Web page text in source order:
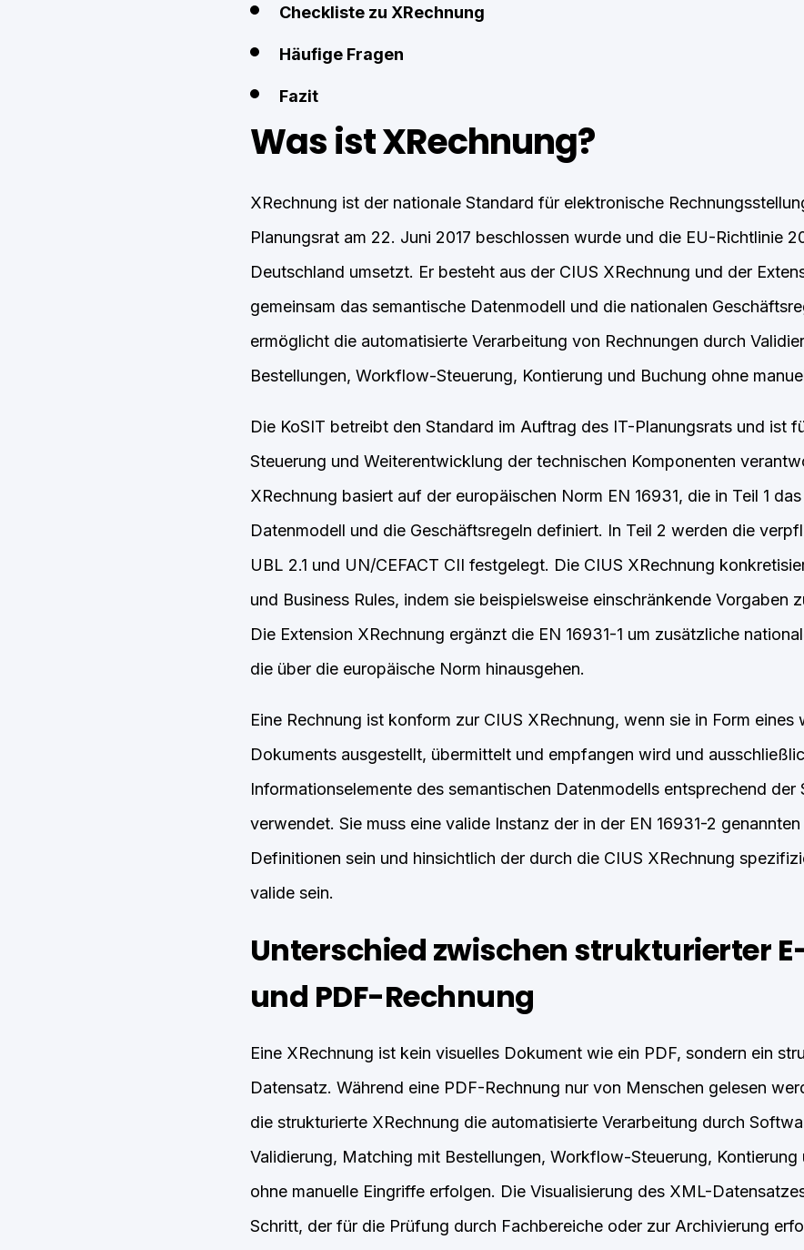
Checkliste zu XRechnung
Häufige Fragen
Fazit
Was ist XRechnung?
XRechnung ist der nationale Standard für elektronische
Planungsrat am 22. Juni 2017 beschlossen wurde und die EU-Richtlinie
Deutschland umsetzt. Er besteht aus der CIUS XRechnung und der
gemeinsam das semantische Datenmodell und die nationalen
ermöglicht die automatisierte Verarbeitung von Rechnungen durch
Bestellungen, Workflow-Steuerung, Kontierung und Buchung ohne
Die KoSIT betreibt den Standard im Auftrag des IT-Planungsrats und ist
Steuerung und Weiterentwicklung der technischen Komponenten
XRechnung basiert auf der europäischen Norm EN 16931, die in Teil 1
Datenmodell und die Geschäftsregeln definiert. In Teil 2 werden die
UBL 2.1 und UN/CEFACT CII festgelegt. Die CIUS XRechnung
und Business Rules, indem sie beispielsweise einschränkende Vorgaben
Die Extension XRechnung ergänzt die EN 16931-1 um zusätzliche
die über die europäische Norm hinausgehen.
Eine Rechnung ist konform zur CIUS XRechnung, wenn sie in Form
Dokuments ausgestellt, übermittelt und empfangen wird und
Informationselemente des semantischen Datenmodells entsprechend der
verwendet. Sie muss eine valide Instanz der in der EN 16931-2
Definitionen sein und hinsichtlich der durch die CIUS XRechnung
valide sein.
Unterschied zwischen strukturierter
und PDF-Rechnung
Eine XRechnung ist kein visuelles Dokument wie ein PDF, sondern ein
Datensatz. Während eine PDF-Rechnung nur von Menschen gelesen
die strukturierte XRechnung die automatisierte Verarbeitung durch
Validierung, Matching mit Bestellungen, Workflow-Steuerung, Kontierung
ohne manuelle Eingriffe erfolgen. Die Visualisierung des XML-
Schritt, der für die Prüfung durch Fachbereiche oder zur Archivierung